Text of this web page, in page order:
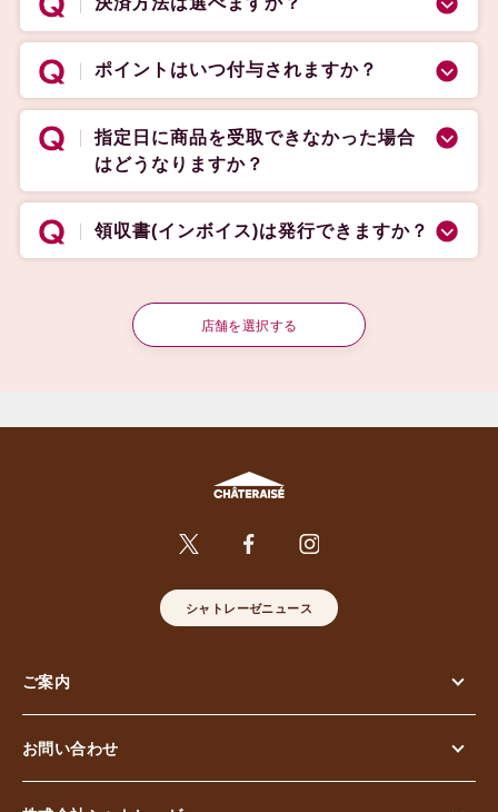
ポイントはいつ付与されますか？
指定日に商品を受取できなかった場合
はどうなりますか？
領収書(インボイス)は発行できますか？
店舗を選択する
シャトレーゼニュース
ご案内
お問い合わせ